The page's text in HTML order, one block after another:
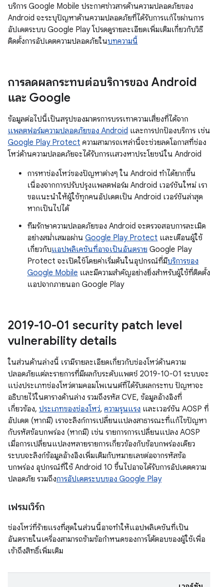
บริการ Google Mobile ประกาศข่าวสารด้านความปลอดภัยของ
Android จะระบุปัญหาด้านความปลอดภัยที่ได้รับการแก้ไขผ่านการ
อัปเดตระบบ Google Play โปรดดูรายละเอียดเพิ่มเติมเกี่ยวกับวิธี
ติดตั้งการอัปเดตความปลอดภัยในบทความนี้
การลดผลกระทบต่อบริการของ Android
และ Google
ข้อมูลต่อไปนี้เป็นสรุปของมาตรการบรรเทาความเสี่ยงที่ได้จาก
แพลตฟอร์มความปลอดภัยของ Android และการปกป้องบริการ เช่น
Google Play Protect ความสามารถเหล่านี้จะช่วยลดโอกาสที่ช่อง
โหว่ด้านความปลอดภัยจะได้รับการแสวงหาประโยชน์ใน Android
การหาช่องโหว่ของปัญหาต่างๆ ใน Android ทำได้ยากขึ้น
เนื่องจากการปรับปรุงแพลตฟอร์ม Android เวอร์ชันใหม่ เรา
ขอแนะนำให้ผู้ใช้ทุกคนอัปเดตเป็น Android เวอร์ชันล่าสุด
หากเป็นไปได้
ทีมรักษาความปลอดภัยของ Android จะตรวจสอบการละเมิด
อย่างสม่ำเสมอผ่าน Google Play Protect และเตือนผู้ใช้
เกี่ยวกับแอปพลิเคชันที่อาจเป็นอันตราย Google Play
Protect จะเปิดใช้โดยค่าเริ่มต้นในอุปกรณ์ที่มีบริการของ
Google Mobile และมีความสำคัญอย่างยิ่งสำหรับผู้ใช้ที่ติดตั้ง
แอปจากภายนอก Google Play
2019-10-01 security patch level
vulnerability details
ในส่วนด้านล่างนี้ เรามีรายละเอียดเกี่ยวกับช่องโหว่ด้านความ
ปลอดภัยแต่ละรายการที่มีผลกับระดับแพตช์ 2019-10-01 ระบบจะ
แบ่งประเภทช่องโหว่ตามคอมโพเนนต์ที่ได้รับผลกระทบ ปัญหาจะ
อธิบายไว้ในตารางด้านล่าง รวมถึงรหัส CVE, ข้อมูลอ้างอิงที่
เกี่ยวข้อง, ประเภทของช่องโหว่, ความรุนแรง และเวอร์ชัน AOSP ที่
อัปเดต (หากมี) เราจะลิงก์การเปลี่ยนแปลงสาธารณะที่แก้ไขปัญหา
กับรหัสข้อบกพร่อง (หากมี) เช่น รายการการเปลี่ยนแปลง AOSP
เมื่อการเปลี่ยนแปลงหลายรายการเกี่ยวข้องกับข้อบกพร่องเดียว
ระบบจะลิงก์ข้อมูลอ้างอิงเพิ่มเติมกับหมายเลขต่อจากรหัสข้อ
บกพร่อง อุปกรณ์ที่ใช้ Android 10 ขึ้นไปอาจได้รับการอัปเดตความ
ปลอดภัย รวมถึงการอัปเดตระบบของ Google Play
เฟรมเวิร์ก
ช่องโหว่ที่ร้ายแรงที่สุดในส่วนนี้อาจทำให้แอปพลิเคชันที่เป็น
อันตรายในเครื่องสามารถข้ามข้อกำหนดของการโต้ตอบของผู้ใช้เพื่อ
เข้าถึงสิทธิ์เพิ่มเติม